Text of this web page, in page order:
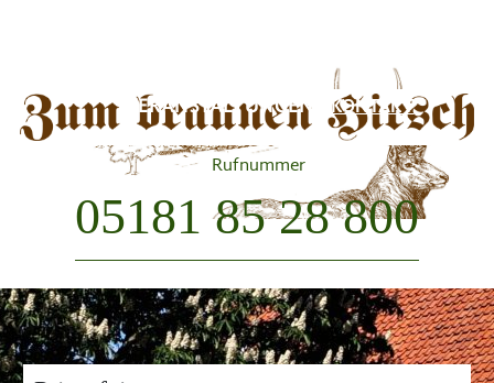
VERANSTALTUNGEN KONTAKT
Rufnummer
05181 85 28 800